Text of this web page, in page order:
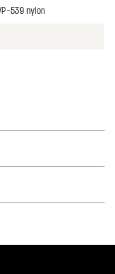
539 nylon